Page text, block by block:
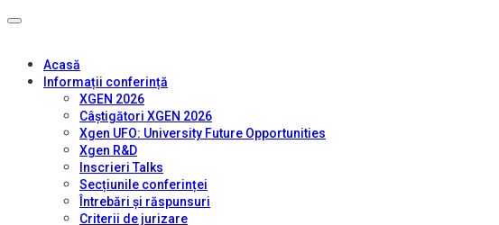
Acasă
Informații conferință
XGEN 2026
Câștigători XGEN 2026
Xgen UFO: University Future Opportunities
Xgen R&D
Inscrieri Talks
Secțiunile conferinței
Întrebări și răspunsuri
Criterii de jurizare